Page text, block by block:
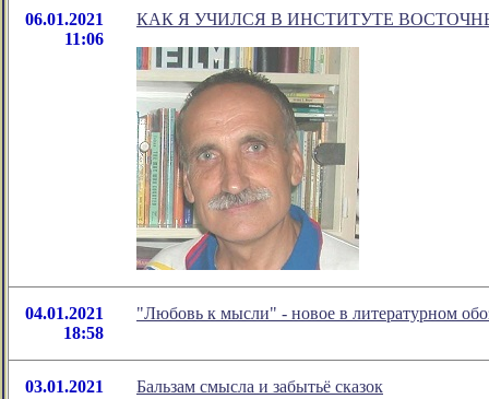
06.01.2021
11:06
КАК Я УЧИЛСЯ В ИНСТИТУТЕ
04.01.2021
18:58
"Любовь к мысли" - новое в литературном
03.01.2021
Бальзам смысла и забытьё сказок